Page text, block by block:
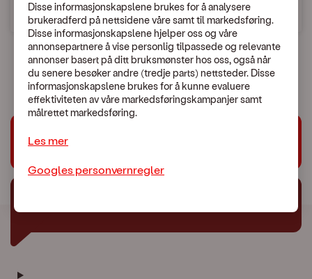
Søk etter land
Trenger du hjelp?
Disse informasjonskapslene brukes for å analysere
brukeradferd på nettsidene våre samt til markedsføring.
Disse informasjonskapslene hjelper oss og våre
annonsepartnere å vise personlig tilpassede og relevante
annonser basert på ditt bruksmønster hos oss, også når
du senere besøker andre (tredje parts) nettsteder. Disse
informasjonskapslene brukes for å kunne evaluere
effektiviteten av våre markedsføringskampanjer samt
målrettet markedsføring.
Les mer
Googles personvernregler